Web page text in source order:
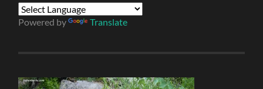
Powered by Translate